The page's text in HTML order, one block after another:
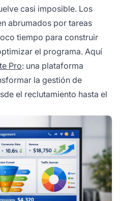
casi imposible. Los
abrumados por tareas
tiempo para construir
el programa. Aquí
Pro: una plataforma
la gestión de
el reclutamiento hasta el